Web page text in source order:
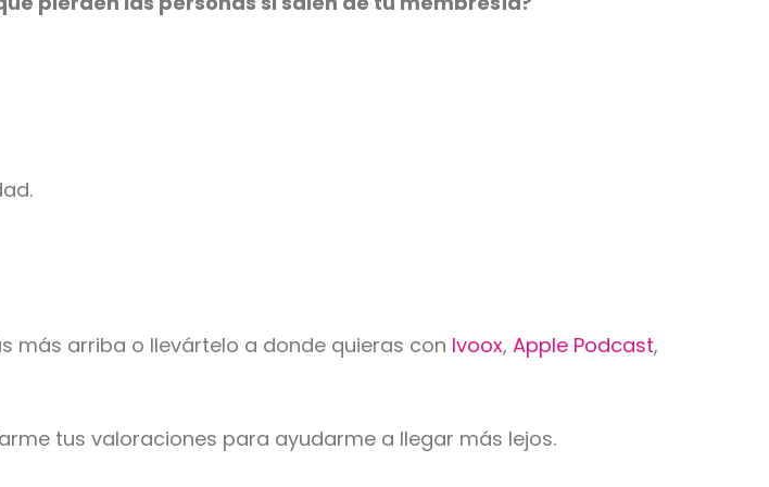
más arriba o llevártelo a donde quieras con Ivoox,Apple Podcast,
tus valoraciones para ayudarme a llegar más lejos.